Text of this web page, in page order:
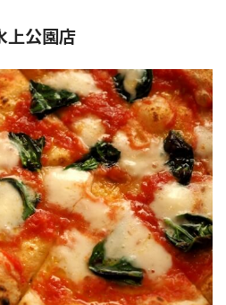
上公園店